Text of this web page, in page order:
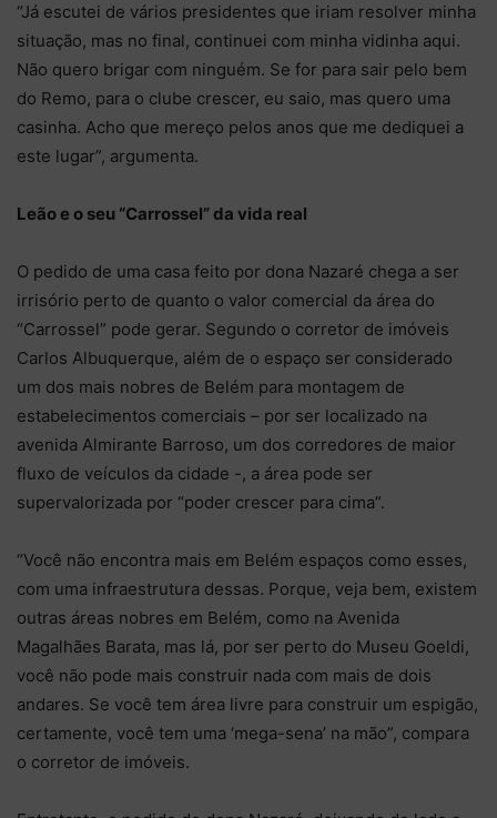
“Já escutei de vários presidentes que iriam resolver minha
situação, mas no final, continuei com minha vidinha aqui.
Não quero brigar com ninguém. Se for para sair pelo bem
do Remo, para o clube crescer, eu saio, mas quero uma
casinha. Acho que mereço pelos anos que me dediquei a
este lugar”, argumenta.
Leão e o seu “Carrossel” da vida real
O pedido de uma casa feito por dona Nazaré chega a ser
irrisório perto de quanto o valor comercial da área do
“Carrossel” pode gerar. Segundo o corretor de imóveis
Carlos Albuquerque, além de o espaço ser considerado
um dos mais nobres de Belém para montagem de
estabelecimentos comerciais – por ser localizado na
avenida Almirante Barroso, um dos corredores de maior
fluxo de veículos da cidade -, a área pode ser
supervalorizada por “poder crescer para cima”.
“Você não encontra mais em Belém espaços como esses,
com uma infraestrutura dessas. Porque, veja bem, existem
outras áreas nobres em Belém, como na Avenida
Magalhães Barata, mas lá, por ser perto do Museu Goeldi,
você não pode mais construir nada com mais de dois
andares. Se você tem área livre para construir um espigão,
certamente, você tem uma ‘mega-sena’ na mão”, compara
o corretor de imóveis.